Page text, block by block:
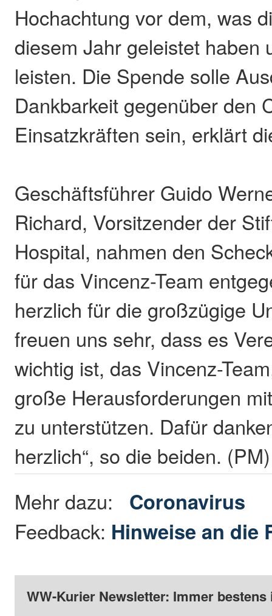
Hochachtung vor dem, was
diesem Jahr geleistet haben
leisten. Die Spende solle
Dankbarkeit gegenüber den
Einsatzkräften sein, erklärt
Geschäftsführer Guido
Richard, Vorsitzender der
Hospital, nahmen den
für das Vincenz-Team
herzlich für die großzügige
freuen uns sehr, dass es
wichtig ist, das Vincenz-
große Herausforderungen
zu unterstützen. Dafür
herzlich“, so die beiden. (PM)
Mehr dazu: Coronavirus
Feedback: Hinweise an die
WW-Kurier Newsletter: Immer